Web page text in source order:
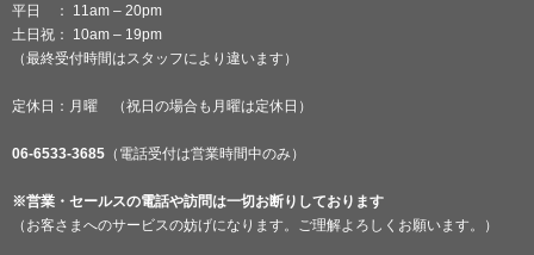
平日 ： 11am – 20pm
土日祝： 10am – 19pm
（最終受付時間はスタッフにより違います）
定休日：月曜 （祝日の場合も月曜は定休日）
06-6533-3685 （電話受付は営業時間中のみ）
※営業・セールスの電話や訪問は一切お断りしております
（お客さまへのサービスの妨げになります。ご理解よろしくお願います。）